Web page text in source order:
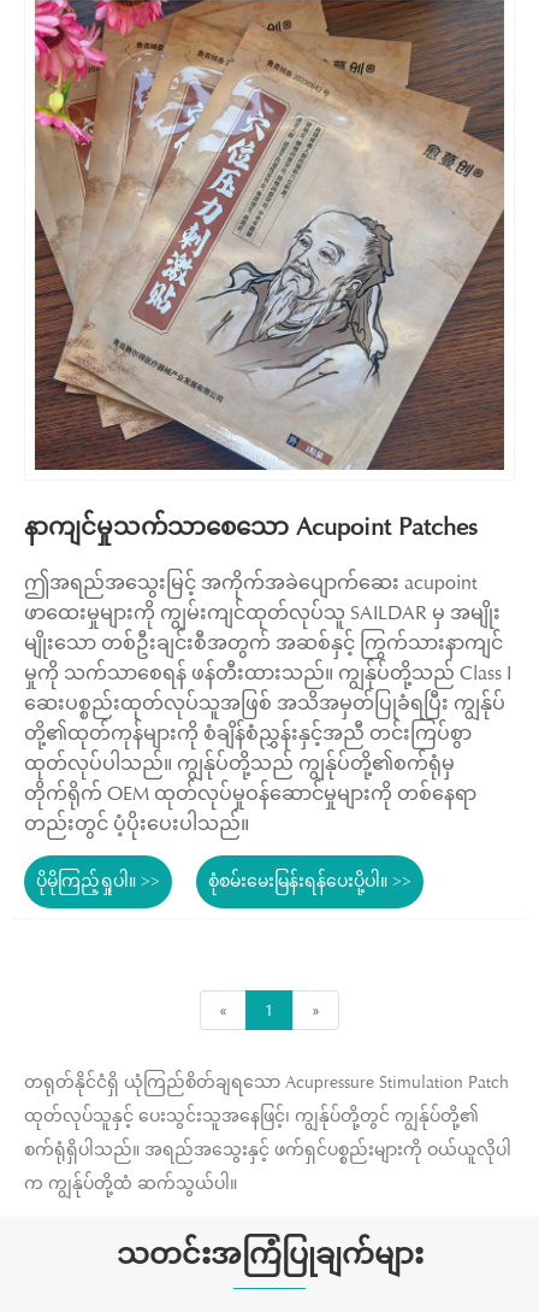
နာကျင်မှုသက်သာစေသော Acupoint Patches
ဤအရည်အသွေးမြင့် အကိုက်အခဲပျောက်ဆေး acupoint
ဖာထေးမှုများကို ကျွမ်းကျင်ထုတ်လုပ်သူ SAILDAR မှ အမျိုး
မျိုးသော တစ်ဦးချင်းစီအတွက် အဆစ်နှင့် ကြွက်သားနာကျင်
မှုကို သက်သာစေရန် ဖန်တီးထားသည်။ ကျွန်ုပ်တို့သည် Class I
ဆေးပစ္စည်းထုတ်လုပ်သူအဖြစ် အသိအမှတ်ပြုခံရပြီး ကျွန်ုပ်
တို့၏ထုတ်ကုန်များကို စံချိန်စံညွှန်းနှင့်အညီ တင်းကြပ်စွာ
ထုတ်လုပ်ပါသည်။ ကျွန်ုပ်တို့သည် ကျွန်ုပ်တို့၏စက်ရုံမှ
တိုက်ရိုက် OEM ထုတ်လုပ်မှုဝန်ဆောင်မှုများကို တစ်နေရာ
တည်းတွင် ပံ့ပိုးပေးပါသည်။
ပိုမိုကြည့်ရှုပါ။ >> စုံစမ်းမေးမြန်းရန်ပေးပို့ပါ။ >>
« 1 »
တရုတ်နိုင်ငံရှိ ယုံကြည်စိတ်ချရသော Acupressure Stimulation Patch
ထုတ်လုပ်သူနှင့် ပေးသွင်းသူအနေဖြင့်၊ ကျွန်ုပ်တို့တွင် ကျွန်ုပ်တို့၏
စက်ရုံရှိပါသည်။ အရည်အသွေးနှင့် ဖက်ရှင်ပစ္စည်းများကို ဝယ်ယူလိုပါ
က ကျွန်ုပ်တို့ထံ ဆက်သွယ်ပါ။
သတင်းအကြံပြုချက်များ